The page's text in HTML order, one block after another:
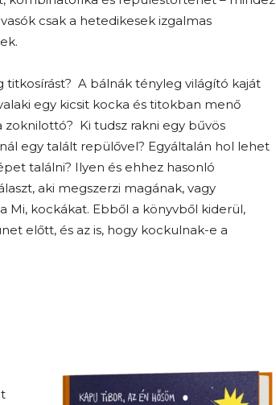
csak a hetedikesek izgalmas
titkosírást? A bálnák tényleg világító kaját
egy kicsit kocka és titokban menő
zoknilottó? Ki tudsz rakni egy bűvös
egy talált repülővel? Egyáltalán hol lehet
találni? Ilyen és ehhez hasonló
aki megszerzi magának, vagy
Mi, kockákat. Ebből a könyvből kiderül,
előtt, és az is, hogy kockulnak-e a